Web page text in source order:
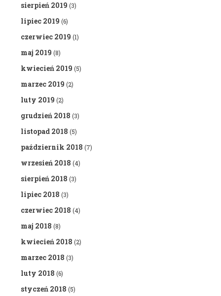
sierpień 2019 (3)
lipiec 2019 (6)
czerwiec 2019 (1)
maj 2019 (8)
kwiecień 2019 (5)
marzec 2019 (2)
luty 2019 (2)
grudzień 2018 (3)
listopad 2018 (5)
październik 2018 (7)
wrzesień 2018 (4)
sierpień 2018 (3)
lipiec 2018 (3)
czerwiec 2018 (4)
maj 2018 (8)
kwiecień 2018 (2)
marzec 2018 (3)
luty 2018 (6)
styczeń 2018 (5)